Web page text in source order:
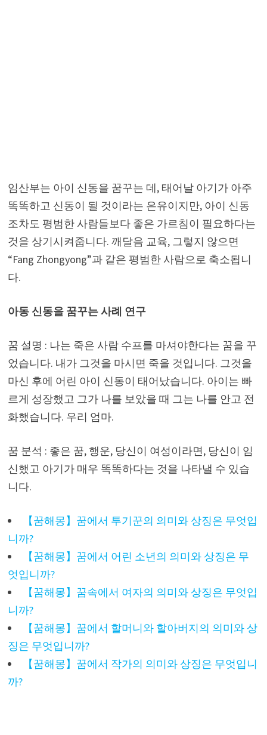
임산부는 아이 신동을 꿈꾸는 데, 태어날 아기가 아주
똑똑하고 신동이 될 것이라는 은유이지만, 아이 신동
조차도 평범한 사람들보다 좋은 가르침이 필요하다는
것을 상기시켜줍니다. 깨달음 교육, 그렇지 않으면
“Fang Zhongyong”과 같은 평범한 사람으로 축소됩니
다.
아동 신동을 꿈꾸는 사례 연구
꿈 설명 : 나는 죽은 사람 수프를 마셔야한다는 꿈을 꾸
었습니다. 내가 그것을 마시면 죽을 것입니다. 그것을
마신 후에 어린 아이 신동이 태어났습니다. 아이는 빠
르게 성장했고 그가 나를 보았을 때 그는 나를 안고 전
화했습니다. 우리 엄마.
꿈 분석 : 좋은 꿈, 행운, 당신이 여성이라면, 당신이 임
신했고 아기가 매우 똑똑하다는 것을 나타낼 수 있습
니다.
【꿈해몽】꿈에서 투기꾼의 의미와 상징은 무엇입
니까?
【꿈해몽】꿈에서 어린 소년의 의미와 상징은 무
엇입니까?
【꿈해몽】꿈속에서 여자의 의미와 상징은 무엇입
니까?
【꿈해몽】꿈에서 할머니와 할아버지의 의미와 상
징은 무엇입니까?
【꿈해몽】꿈에서 작가의 의미와 상징은 무엇입니
까?